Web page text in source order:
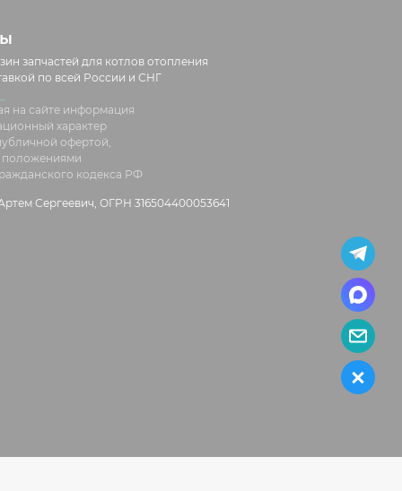
запчастей для котлов отопления
по всей России и СНГ
на сайте информация
характер
офертой,
кодекса РФ
Сергеевич, ОГРН 316504400053641